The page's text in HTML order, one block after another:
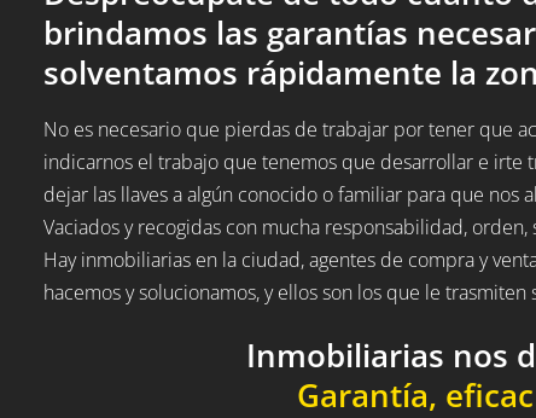
brindamos las garantías
solventamos rápidamente la
No es necesario que pierdas de trabajar por tener que
indicarnos el trabajo que tenemos que desarrollar e irte
dejar las llaves a algún conocido o familiar para que nos
Vaciados y recogidas con mucha responsabilidad,
Hay inmobiliarias en la ciudad, agentes de compra y
hacemos y solucionamos, y ellos son los que le
Inmobiliarias nos
Garantía,